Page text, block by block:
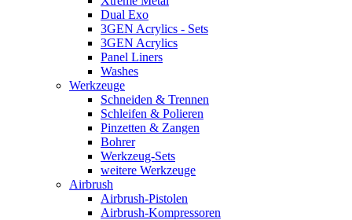
Dual Exo
3GEN Acrylics - Sets
3GEN Acrylics
Panel Liners
Washes
Werkzeuge
Schneiden & Trennen
Schleifen & Polieren
Pinzetten & Zangen
Bohrer
Werkzeug-Sets
weitere Werkzeuge
Airbrush
Airbrush-Pistolen
Airbrush-Kompressoren